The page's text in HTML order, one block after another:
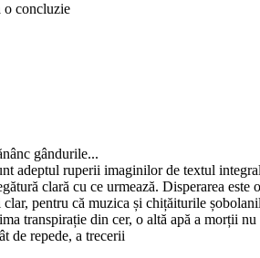
o concluzie
gândurile...
adeptul ruperii imaginilor de textul
clară cu ce urmează. Disperarea
pentru că muzica și chițăiturile
transpirație din cer, o altă apă a morții nu
de repede, a trecerii